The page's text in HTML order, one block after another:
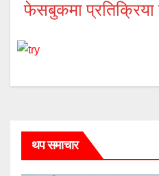
फेसबुकमा प्रतिक्रिया
थप समाचार